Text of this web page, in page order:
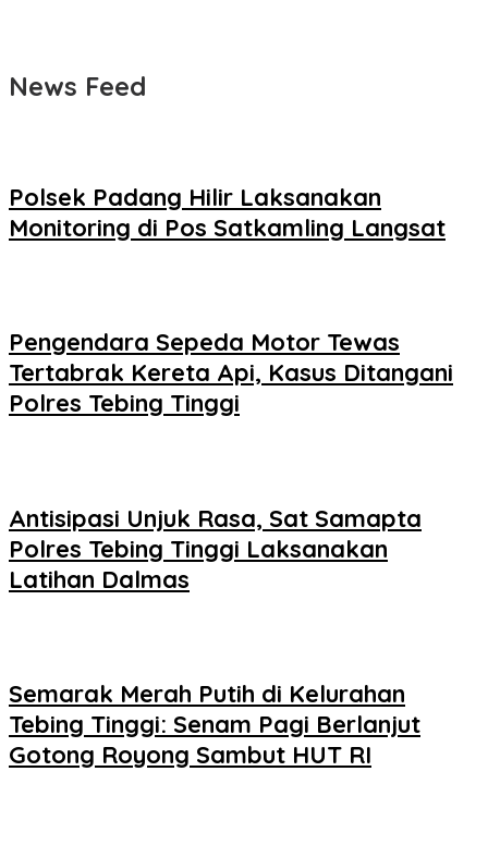
News Feed
Polsek Padang Hilir Laksanakan
Monitoring di Pos Satkamling Langsat
Pengendara Sepeda Motor Tewas
Tertabrak Kereta Api, Kasus Ditangani
Polres Tebing Tinggi
Antisipasi Unjuk Rasa, Sat Samapta
Polres Tebing Tinggi Laksanakan
Latihan Dalmas
Semarak Merah Putih di Kelurahan
Tebing Tinggi: Senam Pagi Berlanjut
Gotong Royong Sambut HUT RI